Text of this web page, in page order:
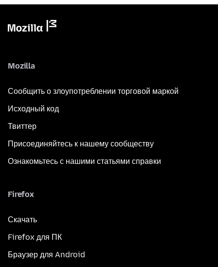
Mozilla
Сообщить о злоупотреблении торговой маркой
Исходный код
Твиттер
Присоединяйтесь к нашему сообществу
Ознакомьтесь с нашими статьями справки
Firefox
Скачать
Firefox для ПК
Браузер для Android